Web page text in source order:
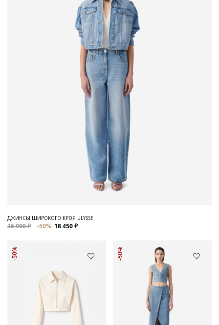
ДЖИНСЫ ШИРОКОГО КРОЯ ULYSSE
36 900 ₽ -50% 18 450 ₽
-50% -50%